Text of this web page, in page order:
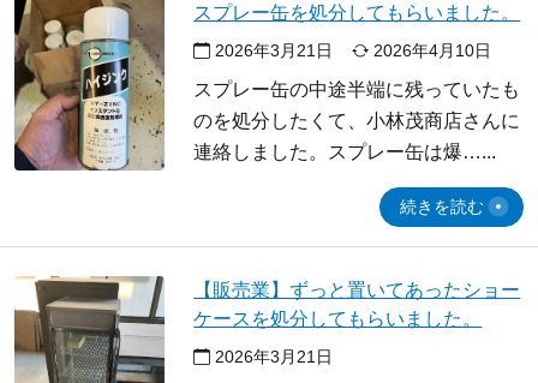
スプレー缶を処分してもらいました。
2026年3月21日 2026年4月10日
スプレー缶の中途半端に残っていたも
のを処分したくて、小林茂商店さんに
連絡しました。スプレー缶は爆…
続きを読む
【販売業】ずっと置いてあったショー
ケースを処分してもらいました。
2026年3月21日